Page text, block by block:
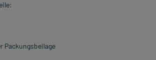
Packungsbeilage